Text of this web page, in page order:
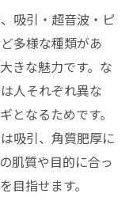
吸引・超音波・ピ
多様な種類があ
きな魅力です。な
人それぞれ異な
となるためです。
吸引、角質肥厚に
肌質や目的に合っ
目指せます。